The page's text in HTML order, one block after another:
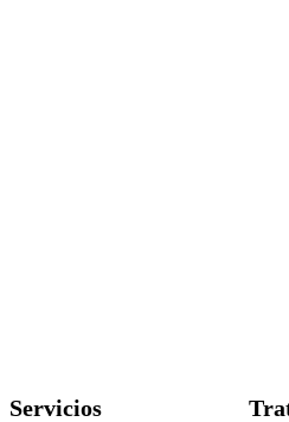
Servicios